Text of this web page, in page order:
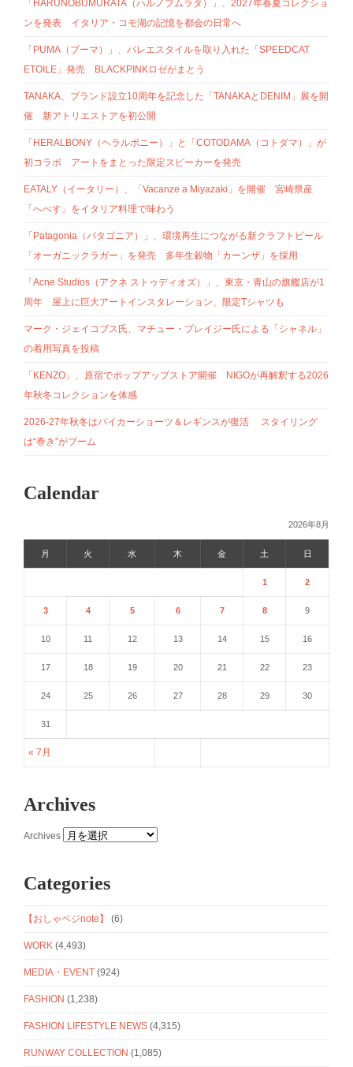
「HARUNOBUMURATA（ハルノブムラタ）」、2027年春夏コレクショ
ンを発表 イタリア・コモ湖の記憶を都会の日常へ
「PUMA（プーマ）」、バレエスタイルを取り入れた「SPEEDCAT
ETOILE」発売 BLACKPINKロゼがまとう
TANAKA、ブランド設立10周年を記念した「TANAKAとDENIM」展を開
催 新アトリエストアを初公開
「HERALBONY（ヘラルボニー）」と「COTODAMA（コトダマ）」が
初コラボ アートをまとった限定スピーカーを発売
EATALY（イータリー）、「Vacanze a Miyazaki」を開催 宮崎県産
「へべす」をイタリア料理で味わう
「Patagonia（パタゴニア）」、環境再生につながる新クラフトビール
「オーガニックラガー」を発売 多年生穀物「カーンザ」を採用
「Acne Studios（アクネ ストゥディオズ）」、東京・青山の旗艦店が1
周年 屋上に巨大アートインスタレーション、限定Tシャツも
マーク・ジェイコブス氏、マチュー・ブレイジー氏による「シャネル」
の着用写真を投稿
「KENZO」、原宿でポップアップストア開催 NIGOが再解釈する2026
年秋冬コレクションを体感
2026-27年秋冬はバイカーショーツ＆レギンスが復活 スタイリング
は“巻き”がブーム
Calendar
2026年8月
月 火 水 木 金 土 日
« 7月
1 2
3 4 5 6 7 8 9
10 11 12 13 14 15 16
17 18 19 20 21 22 23
24 25 26 27 28 29 30
31
Archives
Archives
Categories
【おしゃベジnote】 (6)
WORK (4,493)
MEDIA・EVENT (924)
FASHION (1,238)
FASHION LIFESTYLE NEWS (4,315)
RUNWAY COLLECTION (1,085)